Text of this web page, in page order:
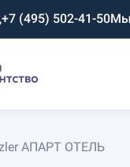
+7 (495) 502-41-50Мы
АПАРТ ОТЕЛЬ